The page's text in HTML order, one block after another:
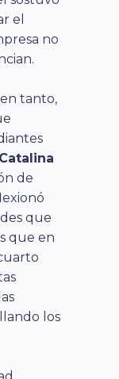
el
no
tanto,
Catalina
de
que
que en
los